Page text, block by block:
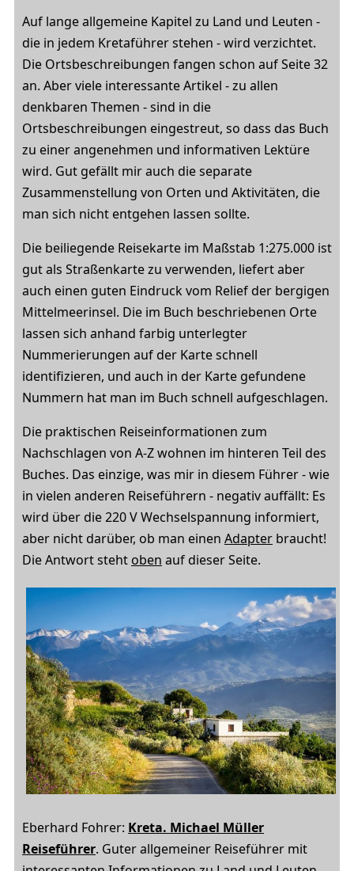
Auf lange allgemeine Kapitel zu Land und Leuten -
die in jedem Kretaführer stehen - wird verzichtet.
Die Ortsbeschreibungen fangen schon auf Seite 32
an. Aber viele interessante Artikel - zu allen
denkbaren Themen - sind in die
Ortsbeschreibungen eingestreut, so dass das Buch
zu einer angenehmen und informativen Lektüre
wird. Gut gefällt mir auch die separate
Zusammenstellung von Orten und Aktivitäten, die
man sich nicht entgehen lassen sollte.
Die beiliegende Reisekarte im Maßstab 1:275.000 ist
gut als Straßenkarte zu verwenden, liefert aber
auch einen guten Eindruck vom Relief der bergigen
Mittelmeerinsel. Die im Buch beschriebenen Orte
lassen sich anhand farbig unterlegter
Nummerierungen auf der Karte schnell
identifizieren, und auch in der Karte gefundene
Nummern hat man im Buch schnell aufgeschlagen.
Die praktischen Reiseinformationen zum
Nachschlagen von A-Z wohnen im hinteren Teil des
Buches. Das einzige, was mir in diesem Führer - wie
in vielen anderen Reiseführern - negativ auffällt: Es
wird über die 220 V Wechselspannung informiert,
aber nicht darüber, ob man einen Adapter braucht!
Die Antwort steht oben auf dieser Seite.
Eberhard Fohrer: Kreta. Michael Müller
Reiseführer. Guter allgemeiner Reiseführer mit